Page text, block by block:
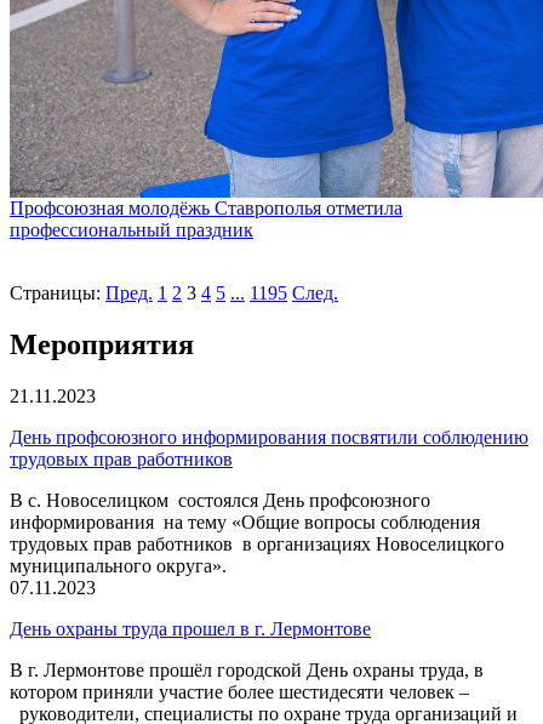
Профсоюзная молодёжь Ставрополья отметила
профессиональный праздник
Страницы: Пред. 1 2 3 4 5 ... 1195 След.
Мероприятия
21.11.2023
День профсоюзного информирования посвятили соблюдению
трудовых прав работников
В с. Новоселицком состоялся День профсоюзного
информирования на тему «Общие вопросы соблюдения
трудовых прав работников в организациях Новоселицкого
муниципального округа».
07.11.2023
День охраны труда прошел в г. Лермонтове
В г. Лермонтове прошёл городской День охраны труда, в
котором приняли участие более шестидесяти человек –
руководители, специалисты по охране труда организаций и